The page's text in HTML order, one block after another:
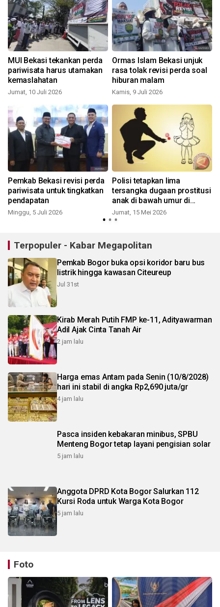
MUI Bekasi tekankan perda
pariwisata harus utamakan
kemaslahatan
Jumat, 10 Juli 2026
Ormas Islam Bekasi unjuk
rasa tolak revisi perda soal
hiburan malam
Kamis, 9 Juli 2026
Pemkab Bekasi revisi perda
pariwisata untuk tingkatkan
pendapatan
Minggu, 5 Juli 2026
Polisi tetapkan lima
tersangka dugaan prostitusi
anak di bawah umur di
Jakbar
Jumat, 15 Mei 2026
Terpopuler - Kabar Megapolitan
Pemkab Bogor buka opsi koridor baru bus
listrik hingga kawasan Citeureup
Jul 31st
Kirab Merah Putih FMP ke-11, Adityawarman
Adil Ajak Cinta Tanah Air
2 jam lalu
Harga emas Antam pada Senin (10/8/2028)
hari ini stabil di angka Rp2,690 juta/gr
4 jam lalu
Pasca insiden kebakaran minibus, SPBU
Menteng Bogor tetap layani pengisian solar
5 jam lalu
Anggota DPRD Kota Bogor Salurkan 112
Kursi Roda untuk Warga Kota Bogor
5 jam lalu
Foto